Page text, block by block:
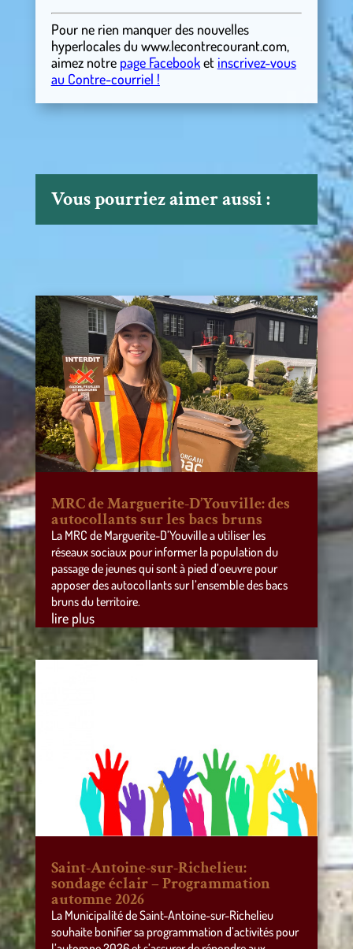
Pour ne rien manquer des nouvelles
hyperlocalesdu www.lecontrecourant.com,
aimez notre page Facebooket inscrivez-vous
au Contre-courriel !
Vous pourriez aimer aussi :
MRC de Marguerite-D’Youville: des
autocollants sur les bacs bruns
La MRC de Marguerite-D’Youville a utiliser les
réseaux sociaux pour informer la population du
passage de jeunes qui sont à pied d’oeuvre pour
apposer des autocollants sur l’ensemble des bacs
bruns du territoire.
lire plus
Saint-Antoine-sur-Richelieu:
sondage éclair – Programmation
automne 2026
La Municipalité de Saint-Antoine-sur-Richelieu
souhaite bonifier sa programmation d’activités pour